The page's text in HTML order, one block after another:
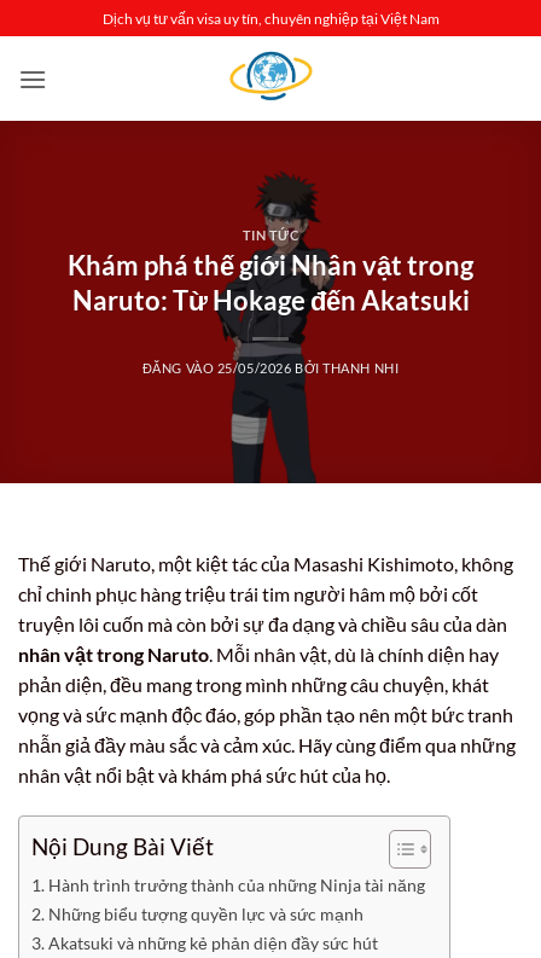
qua
nội
Dịch vụ tư vấn visa uy tín, chuyên nghiệp tại Việt Nam
TIN TỨC
Khám phá thế giới Nhân vật trong
Naruto: Từ Hokage đến Akatsuki
ĐĂNG VÀO 25/05/2026 BỞITHANH NHI
Thế giới Naruto, một kiệt tác của Masashi Kishimoto, không
chỉ chinh phục hàng triệu trái tim người hâm mộ bởi cốt
truyện lôi cuốn mà còn bởi sự đa dạng và chiều sâu của dàn
nhân vật trong Naruto. Mỗi nhân vật, dù là chính diện hay
phản diện, đều mang trong mình những câu chuyện, khát
vọng và sức mạnh độc đáo, góp phần tạo nên một bức tranh
nhẫn giả đầy màu sắc và cảm xúc. Hãy cùng điểm qua những
nhân vật nổi bật và khám phá sức hút của họ.
Nội Dung Bài Viết
Hành trình trưởng thành của những Ninja tài năng
Những biểu tượng quyền lực và sức mạnh
Akatsuki và những kẻ phản diện đầy sức hút